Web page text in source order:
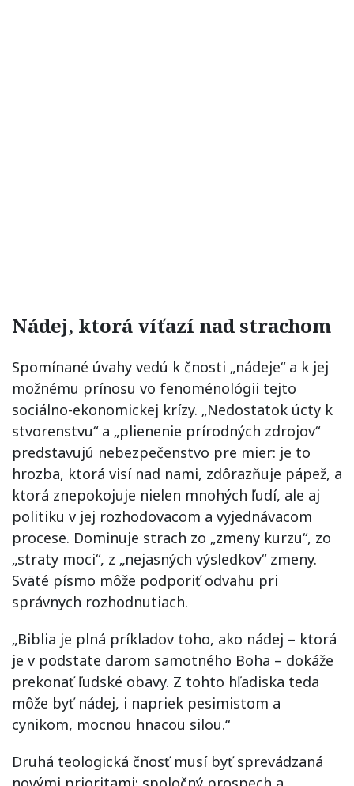
Nádej, ktorá víťazí nad strachom
Spomínané úvahy vedú k čnosti „nádeje“ a k jej
možnému prínosu vo fenoménológii tejto
sociálno-ekonomickej krízy. „Nedostatok úcty k
stvorenstvu“ a „plienenie prírodných zdrojov“
predstavujú nebezpečenstvo pre mier: je to
hrozba, ktorá visí nad nami, zdôrazňuje pápež, a
ktorá znepokojuje nielen mnohých ľudí, ale aj
politiku v jej rozhodovacom a vyjednávacom
procese. Dominuje strach zo „zmeny kurzu“, zo
„straty moci“, z „nejasných výsledkov“ zmeny.
Sväté písmo môže podporiť odvahu pri
správnych rozhodnutiach.
„Biblia je plná príkladov toho, ako nádej – ktorá
je v podstate darom samotného Boha – dokáže
prekonať ľudské obavy. Z tohto hľadiska teda
môže byť nádej, i napriek pesimistom a
cynikom, mocnou hnacou silou.“
Druhá teologická čnosť musí byť sprevádzaná